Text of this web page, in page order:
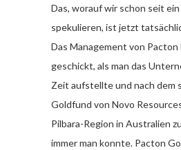
Das, worauf wir schon seit
spekulieren, ist jetzt
Das Management von
geschickt, als man das
Zeit aufstellte und nach dem
Goldfund von Novo
Pilbara-Region in Australien
immer man konnte. Pacton